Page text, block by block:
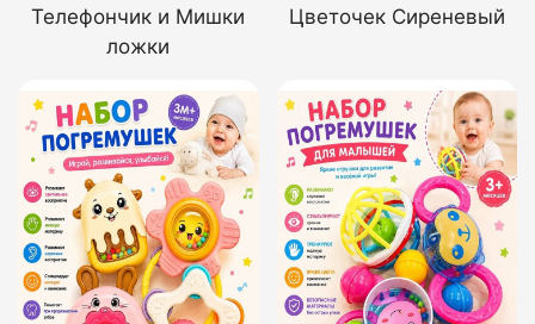
Телефончик и Мишки
ложки
Цветочек Сиреневый